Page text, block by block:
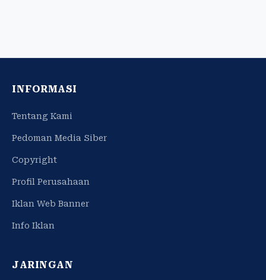
INFORMASI
Tentang Kami
Pedoman Media Siber
Copyright
Profil Perusahaan
Iklan Web Banner
Info Iklan
JARINGAN